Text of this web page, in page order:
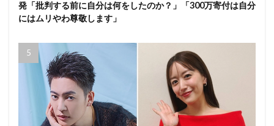
発「批判する前に自分は何をしたのか？」「300万寄付は自分
にはムリやわ尊敬します」